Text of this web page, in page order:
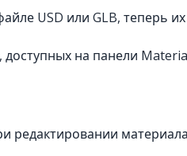
USD или GLB, теперь
на панели